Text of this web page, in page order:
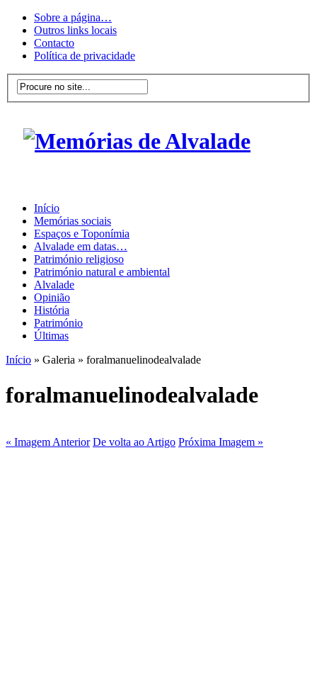
Sobre a página…
Outros links locais
Contacto
Política de privacidade
Início
Memórias sociais
Espaços e Toponímia
Alvalade em datas…
Património religioso
Património natural e ambiental
Alvalade
Opinião
História
Património
Últimas
Início » Galeria » foralmanuelinodealvalade
foralmanuelinodealvalade
« Imagem Anterior De volta ao Artigo Próxima Imagem »